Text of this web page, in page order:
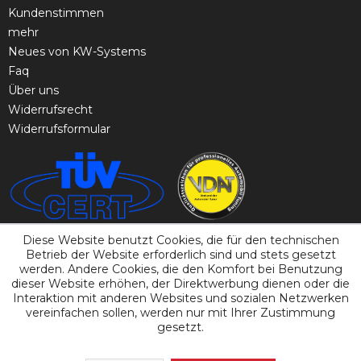
Kundenstimmen
mehr
Neues von KW-Systems
Faq
Über uns
Widerrufsrecht
Widerrufsformular
Diese Website benutzt Cookies, die für den technischen
Betrieb der Website erforderlich sind und stets gesetzt
werden. Andere Cookies, die den Komfort bei Benutzung
dieser Website erhöhen, der Direktwerbung dienen oder die
Interaktion mit anderen Websites und sozialen Netzwerken
vereinfachen sollen, werden nur mit Ihrer Zustimmung
gesetzt.